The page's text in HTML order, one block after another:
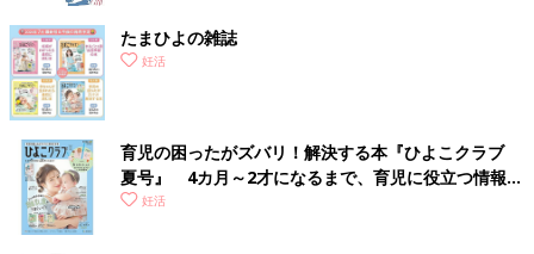
たまひよの雑誌
妊活
育児の困ったがズバリ！解決する本『ひよこクラブ
夏号』 4カ月～2才になるまで、育児に役立つ情報が
いっぱい！
妊活